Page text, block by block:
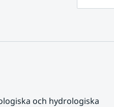
och hydrologiska